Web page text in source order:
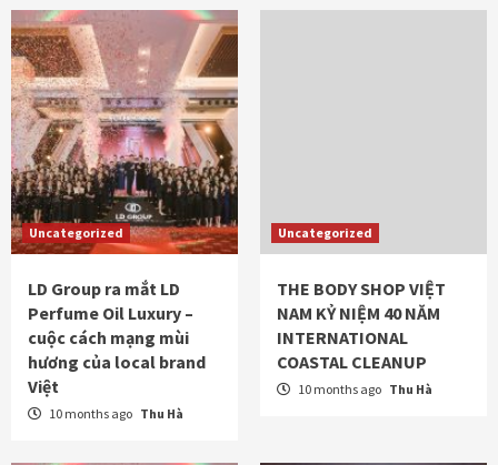
Uncategorized
LD Group ra mắt LD
Perfume Oil Luxury –
cuộc cách mạng mùi
hương của local brand
Việt
10 months ago Thu Hà
Uncategorized
THE BODY SHOP VIỆT
NAM KỶ NIỆM 40 NĂM
INTERNATIONAL
COASTAL CLEANUP
10 months ago Thu Hà